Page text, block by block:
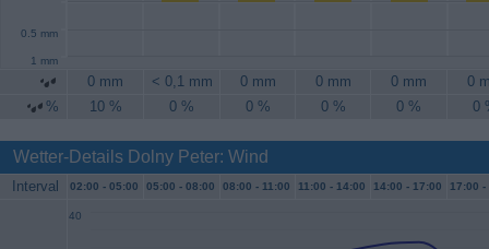
0.5 mm
1 mm
0 mm < 0,1 mm 0 mm 0 mm 0 mm
0
%
10 % 0 % 0 % 0 % 0 % 0
Wetter-Details Dolny Peter: Wind
Interval 02:00 - 05:00 05:00 - 08:00 08:00 - 11:00 11:00 - 14:00 14:00 - 17:00 17:00 -
40